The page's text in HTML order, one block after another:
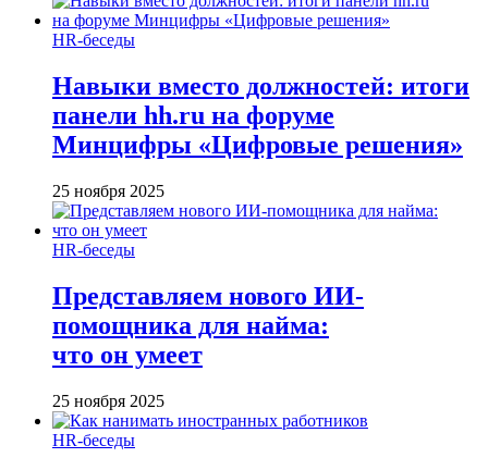
HR-беседы
Навыки вместо должностей: итоги
панели hh.ru на форуме
Минцифры «Цифровые решения»
25 ноября 2025
HR-беседы
Представляем нового ИИ-
помощника для найма:
что он умеет
25 ноября 2025
HR-беседы